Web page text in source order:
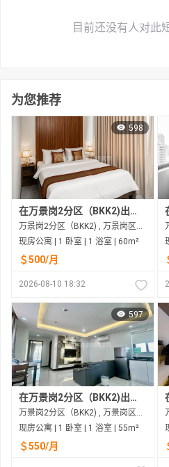
目前还没有人对此
为您推荐
598
在万景岗2分区（BKK2)出租的现房公寓
万景岗2分区（BKK2) , 万景岗区（BKK) , 金边市
现房公寓 | 1 卧室 | 1 浴室 | 60m²
＄500/月
2026-08-10 18:32
597
在万景岗2分区（BKK2)出租的现房公寓
万景岗2分区（BKK2) , 万景岗区（BKK) , 金边市
现房公寓 | 1 卧室 | 1 浴室 | 55m²
＄550/月